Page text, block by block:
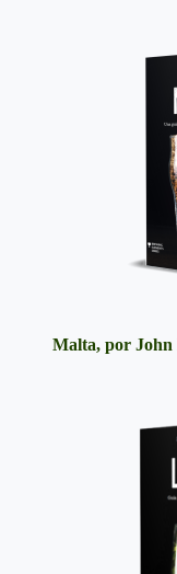
Malta, por John